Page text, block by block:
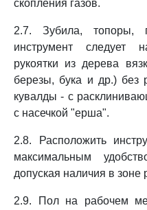
скопления газов.
2.7. Зубила, топоры,
инструмент следует
рукоятки из дерева
березы, бука и др.) без
кувалды - с
с насечкой "ерша".
2.8. Расположить
максимальным
допуская наличия в
2.9. Пол на рабочем